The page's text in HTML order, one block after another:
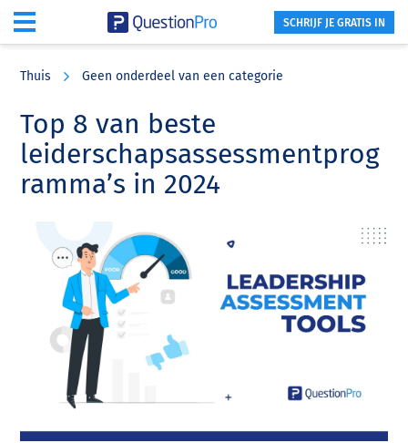
content
sidebar
SCHRIJF JE GRATIS IN
Thuis Geen onderdeel van een categorie
Top 8 van beste
leiderschapsassessmentprog
ramma’s in 2024